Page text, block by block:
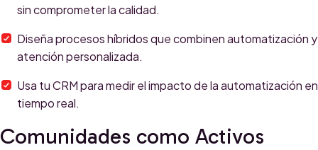
sin comprometer la calidad.
Diseña procesos híbridos que combinen automatización y
atención personalizada.
Usa tu CRM para medir el impacto de la automatización en
tiempo real.
Comunidades como Activos